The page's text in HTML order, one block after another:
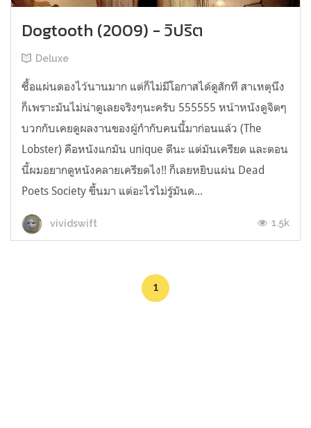
Dogtooth (2009) - วิปริต
Deluxe
ซื้อแผ่นดองไว้นานมาก แต่ก็ไม่มีโอกาสได้ดูสักที สาเหตุนึง
ก็เพราะมันไม่น่าดูเลยจริงๆนะครับ 555555 หน้าหนังดูจิตๆ
บวกกับเคยดูผลงานของผู้กำกับคนนี้มาก่อนแล้ว (The
Lobster) คือหนังแกมัน unique ดีนะ แต่มันเครียด และตอน
นี้ผมอยากดูหนังคลายเครียดไง!! ก็เลยหยิบแผ่น Dead
Poets Society ขึ้นมา แต่อะไรไม่รู้มันด...
vividswift 1.5k
1